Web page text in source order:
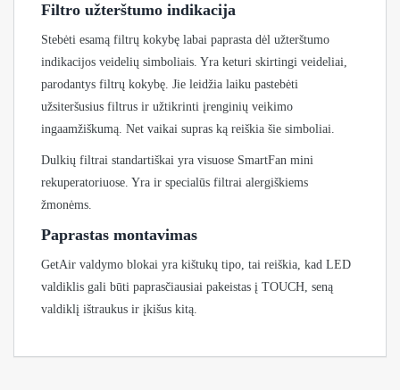
Filtro užterštumo indikacija
Stebėti esamą filtrų kokybę labai paprasta dėl užterštumo
indikacijos veidelių simboliais. Yra keturi skirtingi veideliai,
parodantys filtrų kokybę. Jie leidžia laiku pastebėti
užsiteršusius filtrus ir užtikrinti įrenginių veikimo
ingaamžiškumą. Net vaikai supras ką reiškia šie simboliai.
Dulkių filtrai standartiškai yra visuose SmartFan mini
rekuperatoriuose. Yra ir specialūs filtrai alergiškiems
žmonėms.
Paprastas montavimas
GetAir valdymo blokai yra kištukų tipo, tai reiškia, kad LED
valdiklis gali būti paprasčiausiai pakeistas į TOUCH, seną
valdiklį ištraukus ir įkišus kitą.